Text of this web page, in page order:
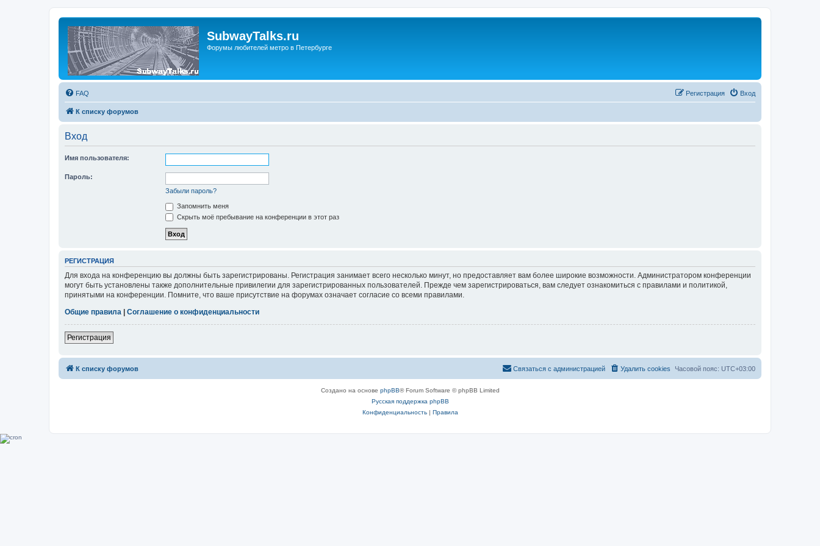
SubwayTalks.ru
Форумы любителей метро в Петербурге
FAQ Вход
Регистрация
К списку форумов
Вход
Имя пользователя:
Пароль:
Забыли пароль?
Запомнить меня
Скрыть моё пребывание на конференции в этот раз
РЕГИСТРАЦИЯ
Для входа на конференцию вы должны быть зарегистрированы. Регистрация занимает всего несколько минут, но предоставляет вам более широкие возможности. Администратором конференции
могут быть установлены также дополнительные привилегии для зарегистрированных пользователей. Прежде чем зарегистрироваться, вам следует ознакомиться с правилами и политикой,
принятыми на конференции. Помните, что ваше присутствие на форумах означает согласие со всеми правилами.
Общие правила | Соглашение о конфиденциальности
Регистрация
К списку форумов Часовой пояс: UTC+03:00
Удалить cookies
Связаться с администрацией
Создано на основе phpBB® Forum Software © phpBB Limited
Русская поддержка phpBB
Конфиденциальность| Правила